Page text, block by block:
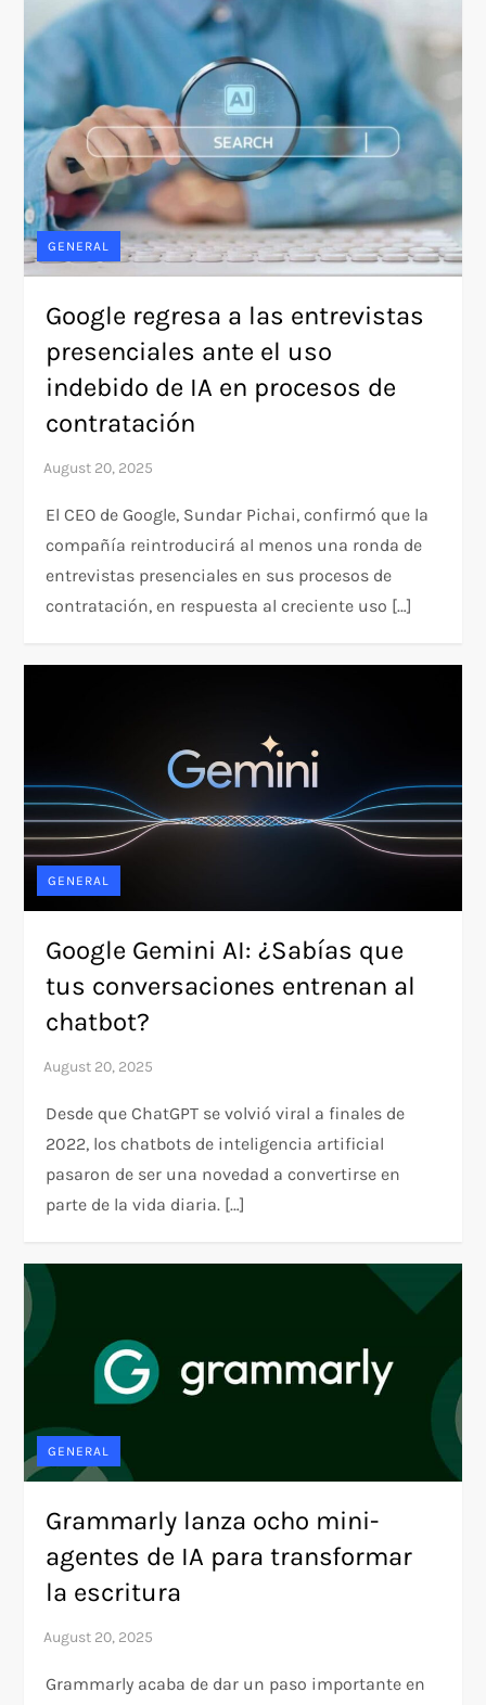
GENERAL
Google regresa a las entrevistas
presenciales ante el uso
indebido de IA en procesos de
contratación
El CEO de Google, Sundar Pichai, confirmó que la
compañía reintroducirá al menos una ronda de
entrevistas presenciales en sus procesos de
contratación, en respuesta al creciente uso […]
GENERAL
Google Gemini AI: ¿Sabías que
tus conversaciones entrenan al
chatbot?
Desde que ChatGPT se volvió viral a finales de
2022, los chatbots de inteligencia artificial
pasaron de ser una novedad a convertirse en
parte de la vida diaria. […]
GENERAL
Grammarly lanza ocho mini-
agentes de IA para transformar
la escritura
Grammarly acaba de dar un paso importante en